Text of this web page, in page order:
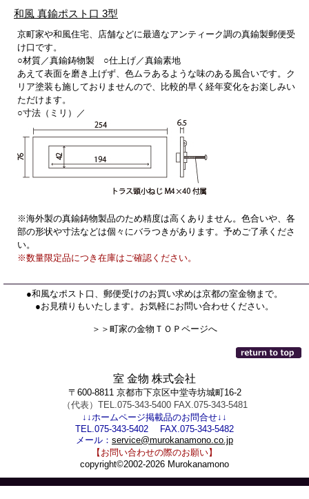
和風 真鍮ポスト口 3型
京町家や和風住宅、店舗などに最適なアンティーク調の真鍮製郵便受
け口です。
○材質／真鍮鋳物製 ○仕上げ／真鍮素地
あえて表面を磨き上げず、色ムラあるような味のある風合いです。ク
リア塗装も施しておりませんので、比較的早く経年変化をお楽しみい
ただけます。
○寸法（ミリ）／
※海外製の真鍮鋳物製品のため精度は高くありません。色合いや、各
部の形状や寸法などは個々にバラつきがあります。予めご了承くださ
い。
※数量限定品につき在庫はご確認ください。
●和風なポスト口、郵便受けのお買い求めは京都の室金物まで。
●お見積りもいたします。お気軽にお問い合わせください。
＞＞町家の金物ＴＯＰページへ
室 金物 株式会社
〒600-8811 京都市下京区中堂寺坊城町16-2
（代表）TEL.075-343-5400 FAX.075-343-5481
↓↓ホームページ掲載品のお問合せ↓↓
TEL.075-343-5402 FAX.075-343-5482
メール： service@murokanamono.co.jp
【お問い合わせの際のお願い】
copyright©2002-2026 Murokanamono